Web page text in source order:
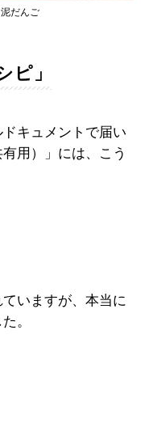
だんご
ピ」
キュメントで届い
用）」には、こう
いますが、本当に
。